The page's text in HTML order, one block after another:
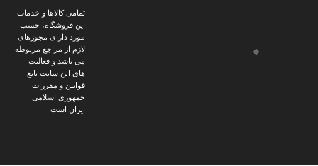
تمامی کالاها و خدمات
این فروشگاه، حسب
مورد دارای مجوزهای
لازم از مراجع مربوطه
می باشد و فعالیت
های این سایت تابع
قوانین و مقررات
جمهوری اسلامی
ایران است